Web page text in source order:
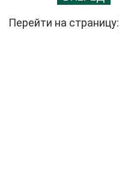
Перейти на страницу: